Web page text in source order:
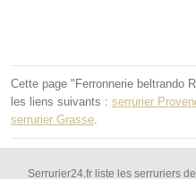
Cette page "Ferronnerie beltrando
les liens suivants : serrurier
serrurier Grasse.
Serrurier24.fr liste les serruriers